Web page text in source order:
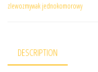
zlewozmywak jednokomorowy
DESCRIPTION